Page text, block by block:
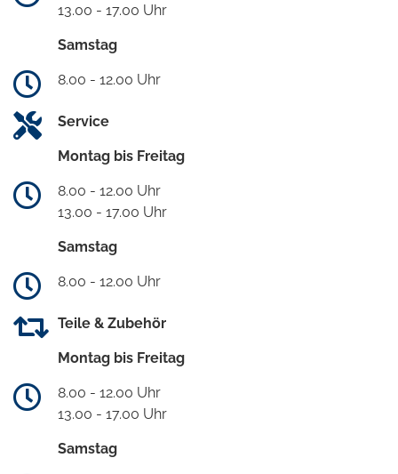
13.00 - 17.00 Uhr
Samstag
8.00 - 12.00 Uhr
Service
Montag bis Freitag
8.00 - 12.00 Uhr
13.00 - 17.00 Uhr
Samstag
8.00 - 12.00 Uhr
Teile & Zubehör
Montag bis Freitag
8.00 - 12.00 Uhr
13.00 - 17.00 Uhr
Samstag